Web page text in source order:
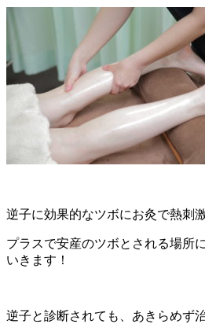
逆子に効果的なツボにお灸で熱刺
プラスで安産のツボとされる場所
いきます！
逆子と診断されても、あきらめず